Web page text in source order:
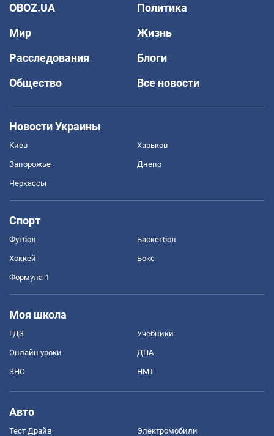
OBOZ.UA
Политика
Мир
Жизнь
Расследования
Блоги
Общество
Все новости
Новости Украины
Киев Харьков
Запорожье Днепр
Черкассы
Спорт
Футбол Баскетбол
Хоккей Бокс
Формула-1
Моя школа
ГДЗ Учебники
Онлайн уроки ДПА
ЗНО НМТ
Авто
Тест Драйв Электромобили